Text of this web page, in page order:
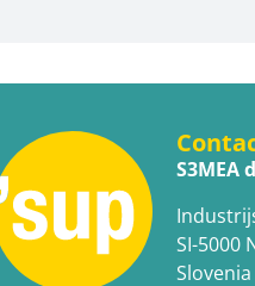
S3MEA
SI-5000
Slovenia